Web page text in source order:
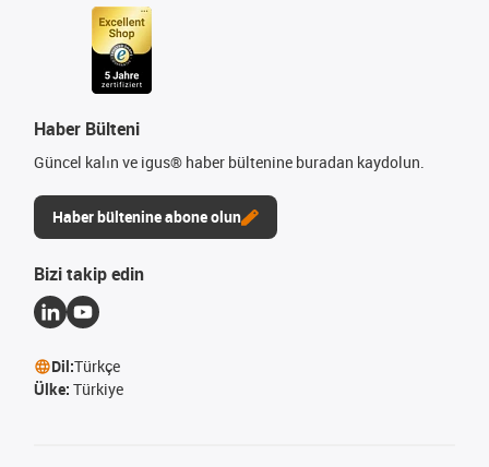
Haber Bülteni
Güncel kalın ve igus® haber bültenine buradan kaydolun.
Haber bültenine abone olun
Bizi takip edin
Dil:Türkçe
Ülke: Türkiye